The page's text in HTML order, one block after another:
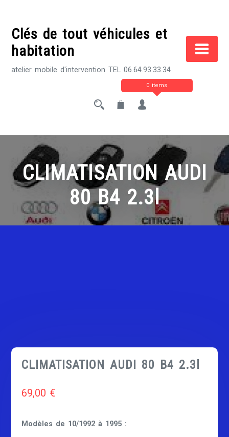
contentClés de tout véhicules et
habitation
atelier mobile d'intervention TEL 06.64.93.33.34
0 items
CLIMATISATION AUDI
80 B4 2.3l
CLIMATISATION AUDI 80 B4 2.3l
69,00 €
Modèles de 10/1992 à 1995 :